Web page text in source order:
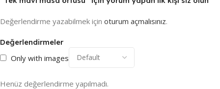
Değerlendirmeler
Only with images
Henüz değerlendirme yapılmadı.
Değerlendirme yazabilmek için oturum açmalısınız.